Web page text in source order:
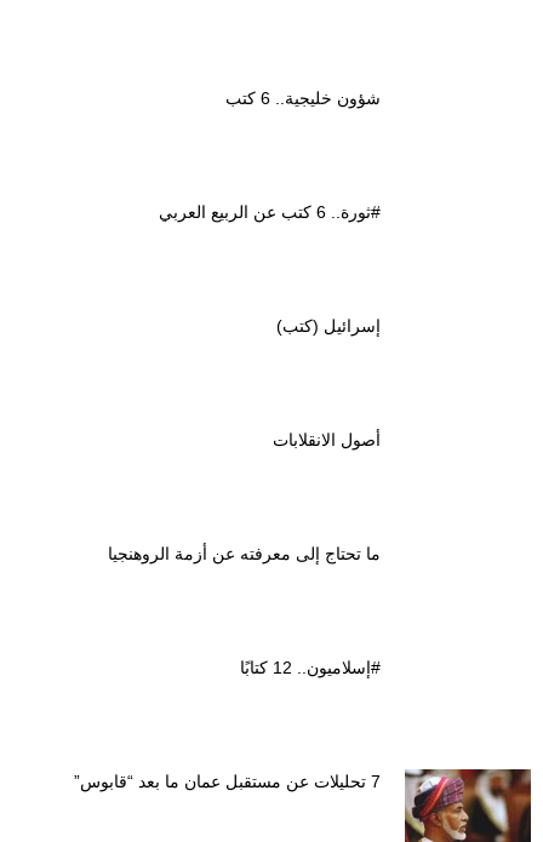
شؤون خليجية.. 6 كتب
#ثورة.. 6 كتب عن الربيع العربي
إسرائيل (كتب)
أصول الانقلابات
ما تحتاج إلى معرفته عن أزمة الروهنجيا
#إسلاميون.. 12 كتابًا
7 تحليلات عن مستقبل عمان ما بعد “قابوس”